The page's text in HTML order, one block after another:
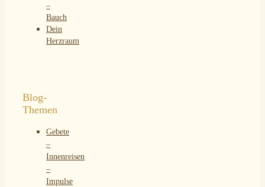
–
Bauch
Dein
Herzraum
Gebete
–
Innenreisen
–
Impulse